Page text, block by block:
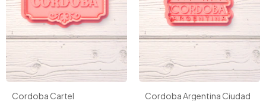
Cordoba Cartel Cordoba Argentina Ciudad